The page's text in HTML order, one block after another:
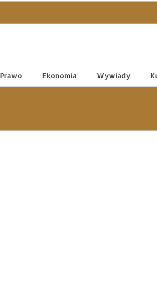
Prawo Ekonomia Wywiady